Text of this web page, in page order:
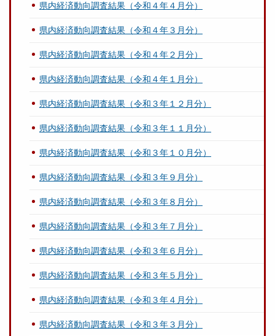
県内経済動向調査結果（令和４年４月分）
県内経済動向調査結果（令和４年３月分）
県内経済動向調査結果（令和４年２月分）
県内経済動向調査結果（令和４年１月分）
県内経済動向調査結果（令和３年１２月分）
県内経済動向調査結果（令和３年１１月分）
県内経済動向調査結果（令和３年１０月分）
県内経済動向調査結果（令和３年９月分）
県内経済動向調査結果（令和３年８月分）
県内経済動向調査結果（令和３年７月分）
県内経済動向調査結果（令和３年６月分）
県内経済動向調査結果（令和３年５月分）
県内経済動向調査結果（令和３年４月分）
県内経済動向調査結果（令和３年３月分）